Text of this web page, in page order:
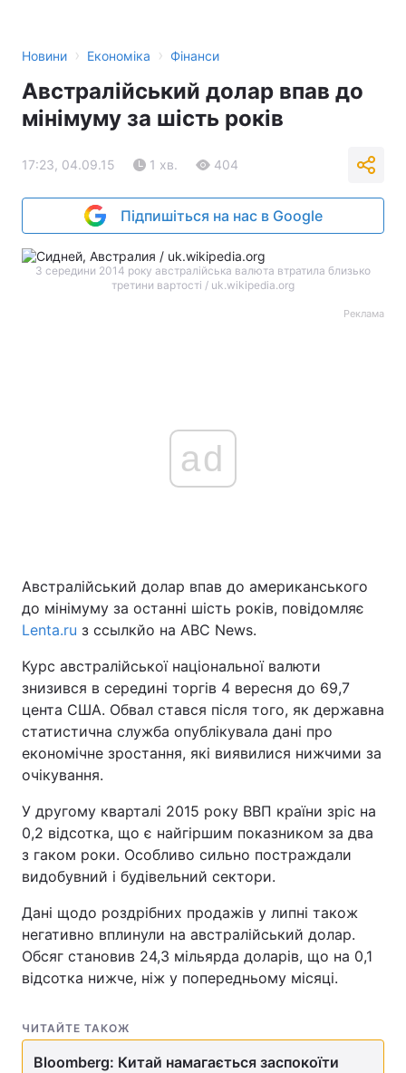
Новини › Економіка › Фінанси
Австралійський долар впав до
мінімуму за шість років
17:23, 04.09.15 1 хв. 404
Підпишіться на нас в Google
З середини 2014 року австралійська валюта втратила близько
третини вартості / uk.wikipedia.org
Реклама
ad
Австралійський долар впав до американського
до мінімуму за останні шість років, повідомляє
Lenta.ru з ссылкйо на ABC News.
Курс австралійської національної валюти
знизився в середині торгів 4 вересня до 69,7
цента США. Обвал стався після того, як державна
статистична служба опублікувала дані про
економічне зростання, які виявилися нижчими за
очікування.
У другому кварталі 2015 року ВВП країни зріс на
0,2 відсотка, що є найгіршим показником за два
з гаком роки. Особливо сильно постраждали
видобувний і будівельний сектори.
Дані щодо роздрібних продажів у липні також
негативно вплинули на австралійський долар.
Обсяг становив 24,3 мільярда доларів, що на 0,1
відсотка нижче, ніж у попередньому місяці.
ЧИТАЙТЕ ТАКОЖ
Bloomberg: Китай намагається заспокоїти